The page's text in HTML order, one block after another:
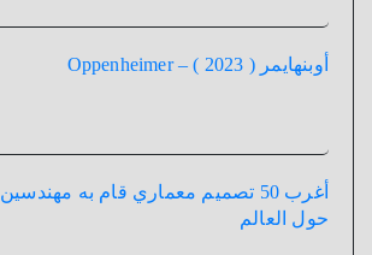
أوبنهايمر ( 2023 ) – Oppenheimer
أغرب 50 تصميم معماري قام به مهندسين
حول العالم